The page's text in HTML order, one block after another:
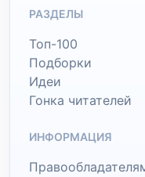
РАЗДЕЛЫ
Топ-100
Подборки
Идеи
Гонка читателей
ИНФОРМАЦИЯ